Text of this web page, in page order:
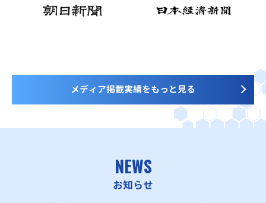
メディア掲載実績をもっと見る
NEWS
お知らせ